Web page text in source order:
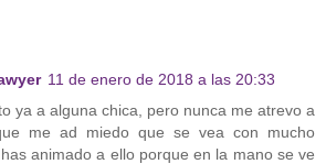
11 de enero de 2018 a las 20:33
ya a alguna chica, pero nunca me atrevo a
me ad miedo que se vea con mucho
animado a ello porque en la mano se ve